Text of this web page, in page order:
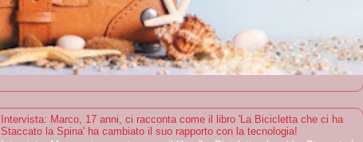
Intervista: Marco, 17 anni, ci racconta come il libro 'La Bicicletta che ci ha
Staccato la Spina' ha cambiato il suo rapporto con la tecnologia!